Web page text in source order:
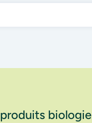
biologie